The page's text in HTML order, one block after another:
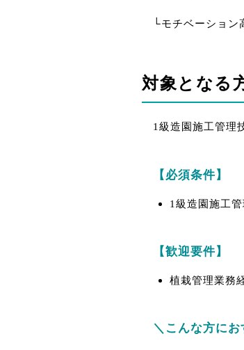
└モチベーション
対象となる
1級造園施工管理
【必須条件】
1級造園施工
【歓迎要件】
植栽管理業務
＼こんな方にお